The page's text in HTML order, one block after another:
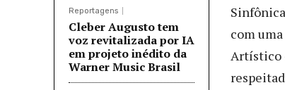
Reportagens
Cleber Augusto tem
voz revitalizada por IA
em projeto inédito da
Warner Music Brasil
com
Artístico